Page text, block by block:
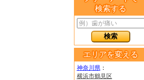
検索する
エリアを変える
神奈川県：
横浜市鶴見区